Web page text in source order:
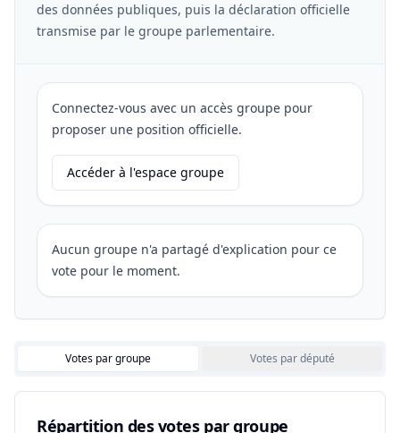
des données publiques, puis la déclaration officielle
transmise par le groupe parlementaire.
Connectez-vous avec un accès groupe pour
proposer une position officielle.
Accéder à l'espace groupe
Aucun groupe n'a partagé d'explication pour ce
vote pour le moment.
Votes par groupe Votes par député
Répartition des votes par groupe